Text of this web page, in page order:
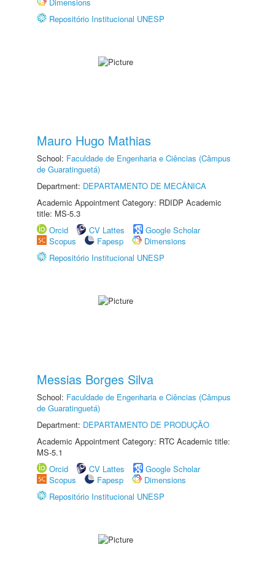
Repositório Institucional UNESP
Mauro Hugo Mathias
School: Faculdade de Engenharia e Ciências (Câmpus
de Guaratinguetá)
Department: DEPARTAMENTO DE MECÂNICA
Academic Appointment Category: RDIDP Academic
title: MS-5.3
Orcid
CV Lattes
Google Scholar
Scopus
Fapesp
Dimensions
Repositório Institucional UNESP
Messias Borges Silva
School: Faculdade de Engenharia e Ciências (Câmpus
de Guaratinguetá)
Department: DEPARTAMENTO DE PRODUÇÃO
Academic Appointment Category: RTC Academic title:
MS-5.1
Orcid
CV Lattes
Google Scholar
Scopus
Fapesp
Dimensions
Repositório Institucional UNESP